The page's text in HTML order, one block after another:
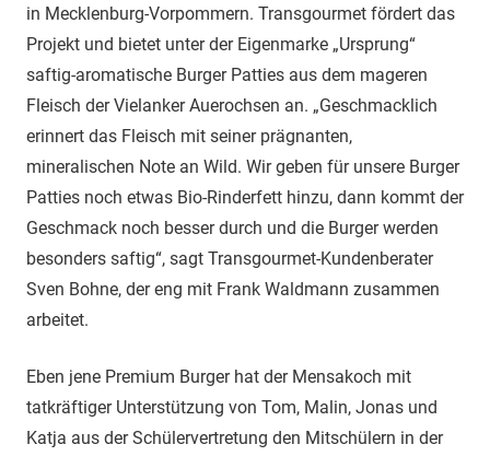
in Mecklenburg-Vorpommern. Transgourmet fördert das
Projekt und bietet unter der Eigenmarke „Ursprung“
saftig-aromatische Burger Patties aus dem mageren
Fleisch der Vielanker Auerochsen an. „Geschmacklich
erinnert das Fleisch mit seiner prägnanten,
mineralischen Note an Wild. Wir geben für unsere Burger
Patties noch etwas Bio-Rinderfett hinzu, dann kommt der
Geschmack noch besser durch und die Burger werden
besonders saftig“, sagt Transgourmet-Kundenberater
Sven Bohne, der eng mit Frank Waldmann zusammen
arbeitet.
Eben jene Premium Burger hat der Mensakoch mit
tatkräftiger Unterstützung von Tom, Malin, Jonas und
Katja aus der Schülervertretung den Mitschülern in der